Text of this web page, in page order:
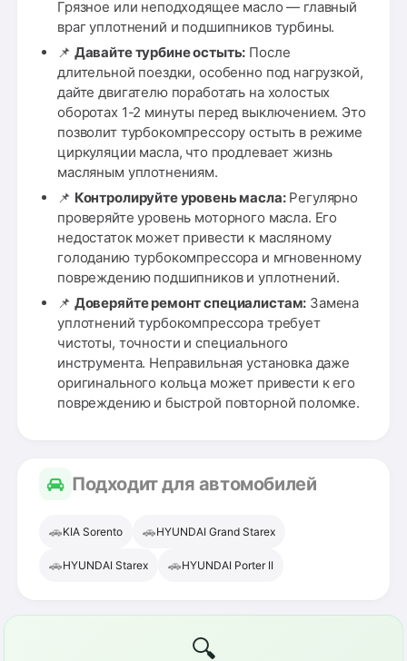
Грязное или неподходящее масло — главный
враг уплотнений и подшипников турбины.
📌 Давайте турбине остыть: После
длительной поездки, особенно под нагрузкой,
дайте двигателю поработать на холостых
оборотах 1-2 минуты перед выключением. Это
позволит турбокомпрессору остыть в режиме
циркуляции масла, что продлевает жизнь
масляным уплотнениям.
📌 Контролируйте уровень масла:Регулярно
проверяйте уровень моторного масла. Его
недостаток может привести к масляному
голоданию турбокомпрессора и мгновенному
повреждению подшипников и уплотнений.
📌 Доверяйте ремонт специалистам: Замена
уплотнений турбокомпрессора требует
чистоты, точности и специального
инструмента. Неправильная установка даже
оригинального кольца может привести к его
повреждению и быстрой повторной поломке.
Подходит для автомобилей
🚗KIA Sorento 🚗HYUNDAI Grand Starex
🚗HYUNDAI Starex 🚗HYUNDAI Porter II
🔍